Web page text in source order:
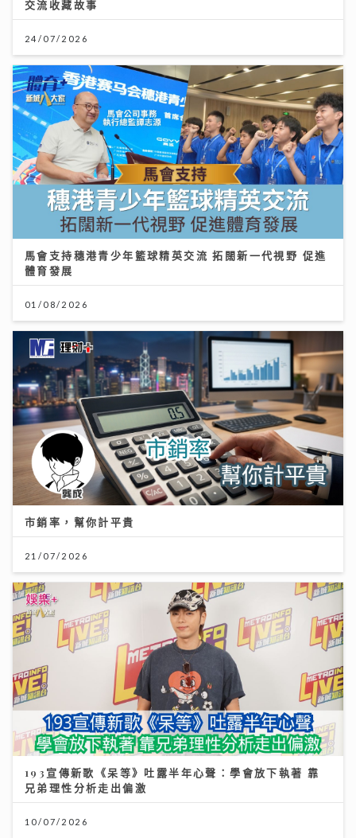
交流收藏故事
24/07/2026
馬會支持穗港青少年籃球精英交流 拓闊新一代視野 促進
體育發展
01/08/2026
市銷率，幫你計平貴
21/07/2026
193宣傳新歌《呆等》吐露半年心聲：學會放下執著 靠
兄弟理性分析走出偏激
10/07/2026